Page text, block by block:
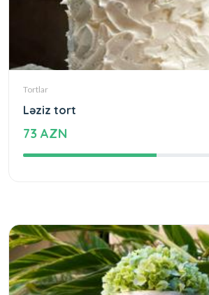
Tortlar
Ləziz tort
73 AZN